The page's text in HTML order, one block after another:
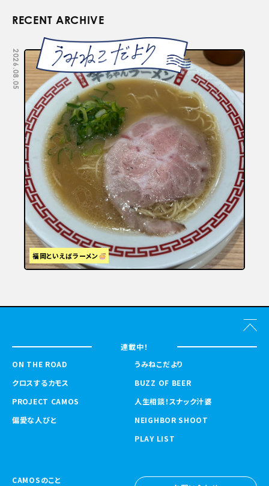
RECENT ARCHIVE
2026.08.05
福岡といえばラーメン
連載中！
ON THE ROAD
クロスするカモス
PROJECT CAMOS
偏愛な人びと
うみねこだより
BUZZ OF BEER
人生相談！スナック汁婆
NEIGHBOR SHOOT
PLAY LIST
CAMOSのこと